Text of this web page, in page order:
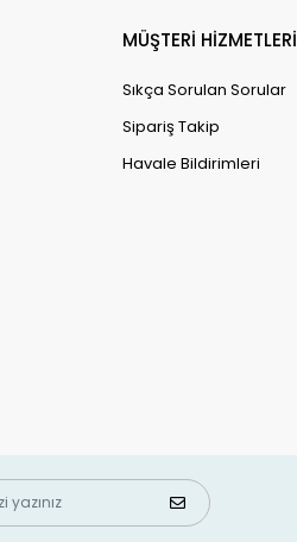
MÜŞTERİ HİZMETLERİ
Sıkça Sorulan Sorular
Sipariş Takip
Havale Bildirimleri